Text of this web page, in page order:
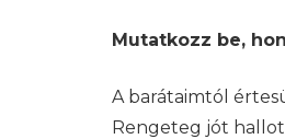
Mutatkozz be,
A barátaimtól
Rengeteg jót